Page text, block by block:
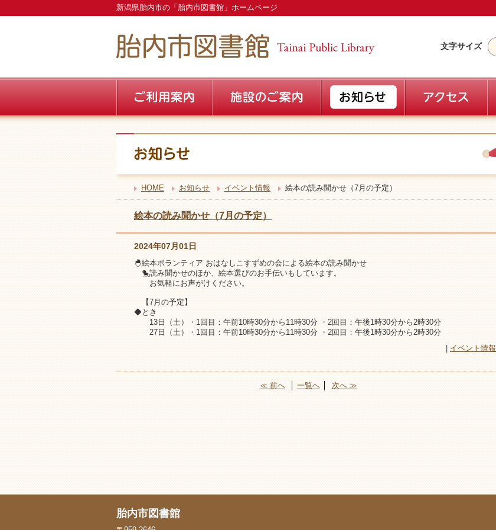
新潟県胎内市の「胎内市図書館」ホームページ
文字サイズ
HOME お知らせ イベント情報 絵本の読み聞かせ（7月の予定）
絵本の読み聞かせ（7月の予定）
2024年07月01日
🐣絵本ボランティア おはなしこすずめの会による絵本の読み聞かせ
🐤読み聞かせのほか、絵本選びのお手伝いもしています。
お気軽にお声がけください。
【7月の予定】
◆とき
13日（土）・1回目：午前10時30分から11時30分 ・2回目：午後1時30分から2時30分
27日（土）・1回目：午前10時30分から11時30分 ・2回目：午後1時30分から2時30分
イベント情報
≪ 前へ│ 一覧へ│ 次へ ≫
胎内市図書館